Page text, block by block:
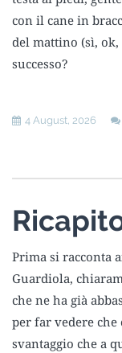
con il cane in
del mattino (sì, ok,
successo?
4 August, 2026
Prima si racconta
Guardiola,
che ne ha già
per far vedere
svantaggio che a